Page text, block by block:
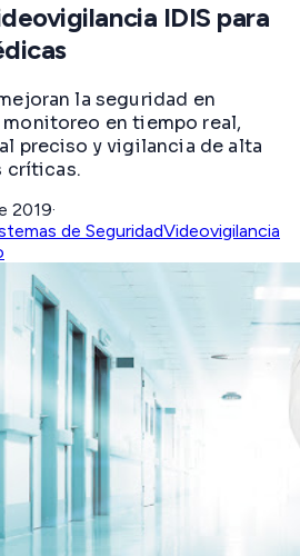
IDIS para
la seguridad en
en tiempo real,
preciso y vigilancia de alta
críticas.
2019·
de SeguridadVideovigilancia